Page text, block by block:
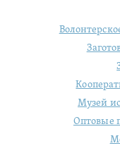
Музей
Оптовые